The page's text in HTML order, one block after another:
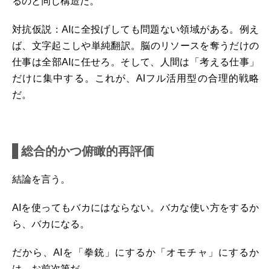
対抗仮説： AIに全投げしても問題ない領域がある。例え
ば、文字起こしや単純翻訳。
脳のリソースを奪うだけの
仕事は全部AIに任せろ。 そして、人間は「考える仕事」
だけに集中する。これが、AIフル活用型の合理的戦略
だ。
総合的かつ俯瞰的再評価
結論を言う。
AIを使ってもバカにはならない。バカな使い方をするか
ら、バカになる。
だから、AIを「拳銃」にするか「オモチャ」にするか